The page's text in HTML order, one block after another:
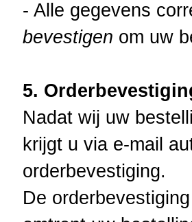
- Alle gegevens
bevestigen om uw
5.
Nadat wij uw
krijgt u via e-mail
orderbevestiging.
De